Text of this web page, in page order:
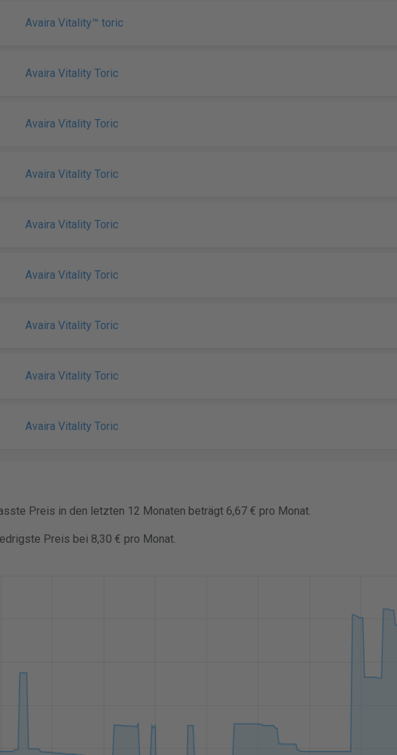
Avaira Vitality™ toric
Avaira Vitality Toric
Avaira Vitality Toric
Avaira Vitality Toric
Avaira Vitality Toric
Avaira Vitality Toric
Avaira Vitality Toric
Avaira Vitality Toric
Avaira Vitality Toric
Preis in den letzten 12 Monaten beträgt 6,67 € pro Monat.
Preis bei 8,30 € pro Monat.